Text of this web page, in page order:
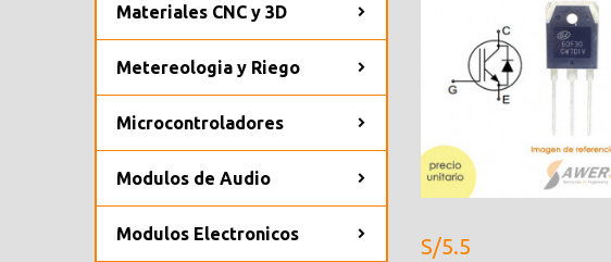
Materiales CNC y 3D
Metereologia y Riego
Microcontroladores
Modulos de Audio
Modulos Electronicos S/5.5